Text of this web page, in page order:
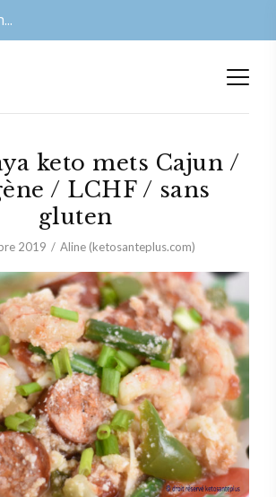
keto mets Cajun /
/ LCHF / sans
gluten
2019 Aline (ketosanteplus.com)